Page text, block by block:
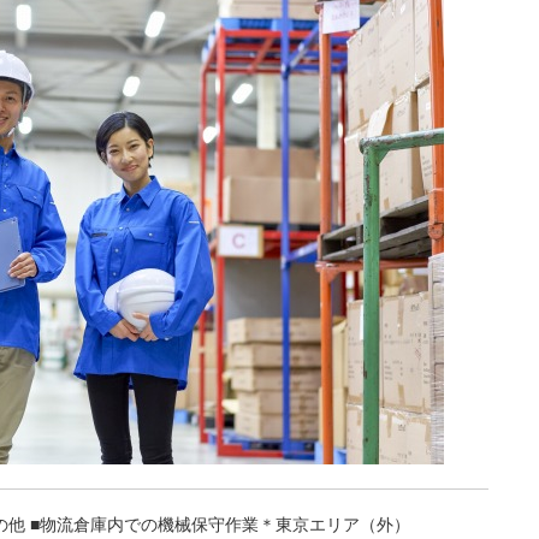
他 ■物流倉庫内での機械保守作業＊東京エリア（外）